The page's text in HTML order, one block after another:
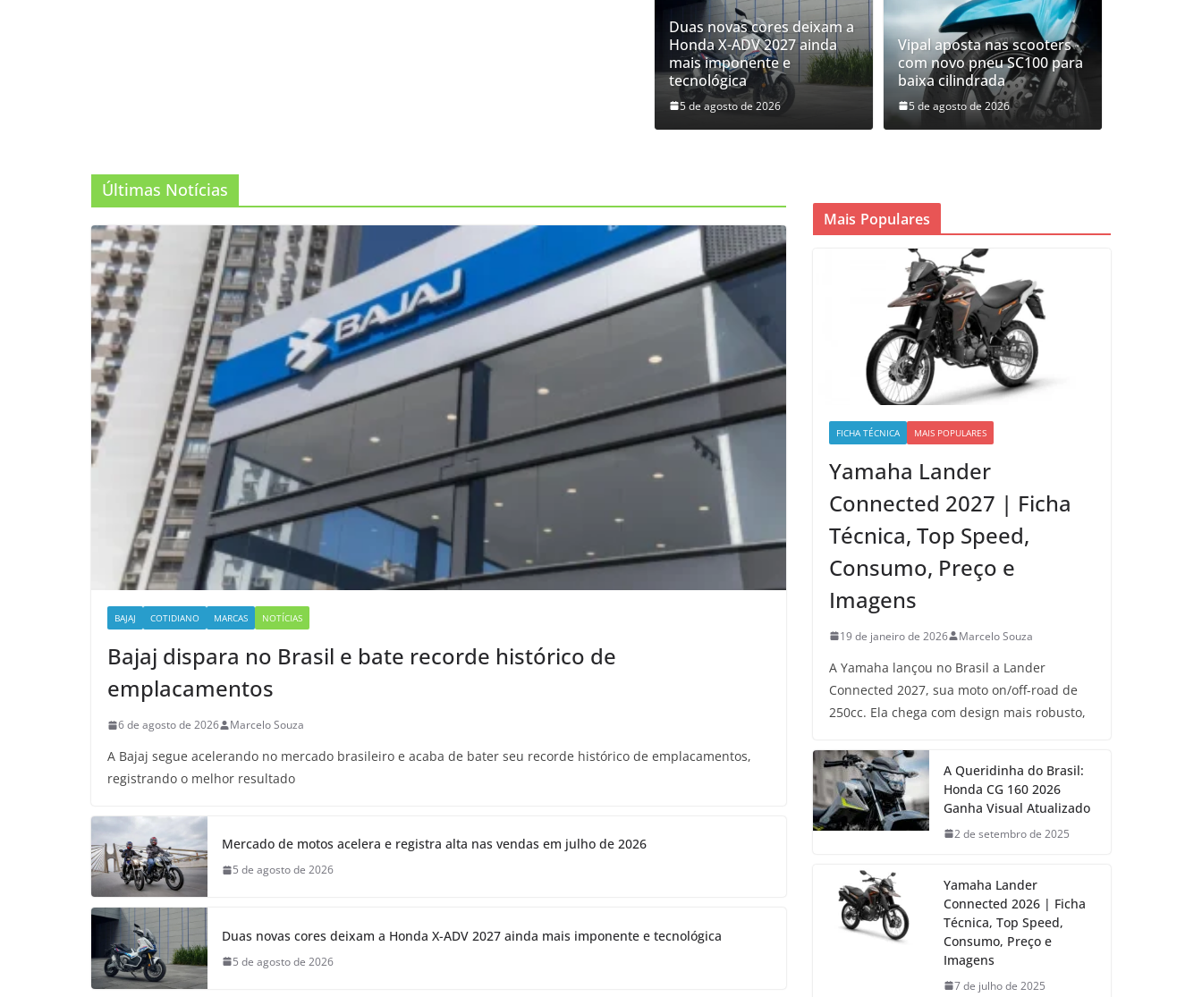
Duas novas cores deixam a
Honda X-ADV 2027 ainda
mais imponente e
tecnológica
5 de agosto de 2026
Vipal aposta nas scooters
com novo pneu SC100 para
baixa cilindrada
5 de agosto de 2026
Últimas Notícias
BAJAJ COTIDIANO MARCAS NOTÍCIAS
Bajaj dispara no Brasil e bate recorde histórico de
emplacamentos
6 de agosto de 2026 Marcelo Souza
A Bajaj segue acelerando no mercado brasileiro e acaba de bater seu recorde histórico de emplacamentos,
registrando o melhor resultado
Mercado de motos acelera e registra alta nas vendas em julho de 2026
5 de agosto de 2026
Duas novas cores deixam a Honda X-ADV 2027 ainda mais imponente e tecnológica
5 de agosto de 2026
Mais Populares
FICHA TÉCNICA MAIS POPULARES
Yamaha Lander
Connected 2027 | Ficha
Técnica, Top Speed,
Consumo, Preço e
Imagens
19 de janeiro de 2026 Marcelo Souza
A Yamaha lançou no Brasil a Lander
Connected 2027, sua moto on/off-road de
250cc. Ela chega com design mais robusto,
A Queridinha do Brasil:
Honda CG 160 2026
Ganha Visual Atualizado
2 de setembro de 2025
Yamaha Lander
Connected 2026 | Ficha
Técnica, Top Speed,
Consumo, Preço e
Imagens
7 de julho de 2025